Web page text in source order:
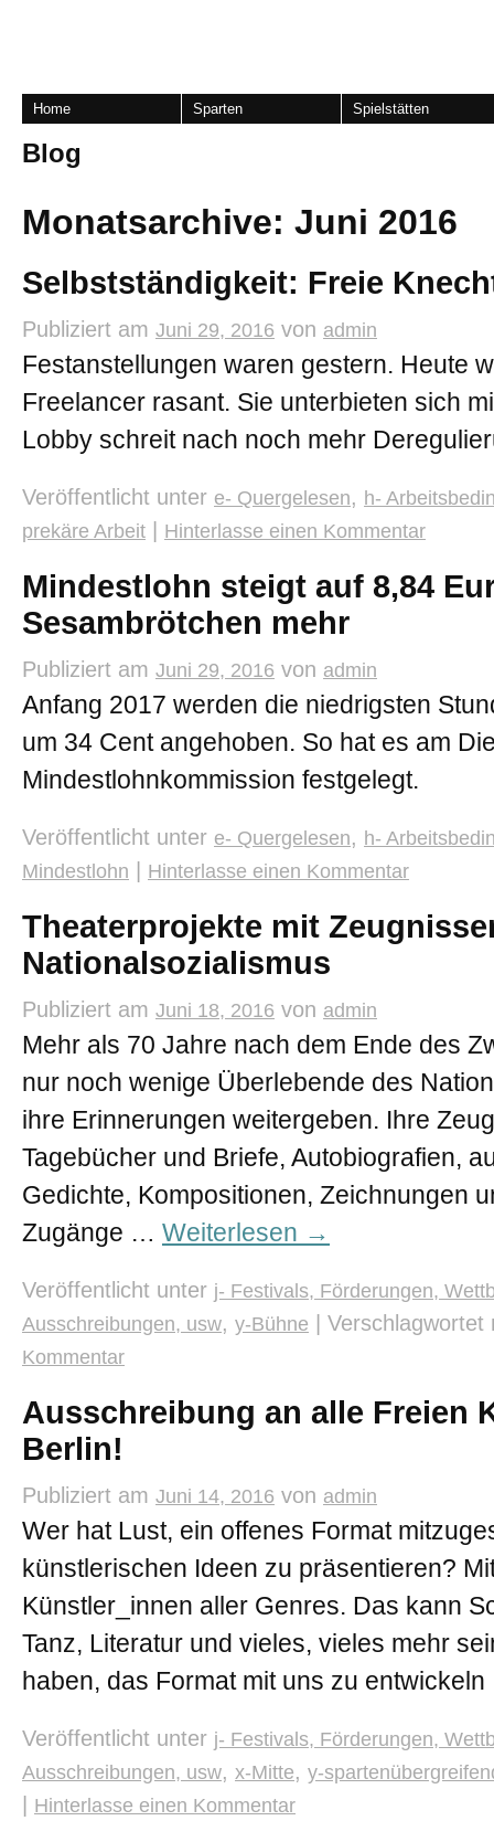
Home Sparten Spielstätten
Blog
Monatsarchive: Juni 2016
Selbstständigkeit: Freie
Publiziert am Juni 29, 2016 von admin
Festanstellungen waren gestern. Heute
Freelancer rasant. Sie unterbieten sich
Lobby schreit nach noch mehr
Veröffentlicht unter e- Quergelesen, h-
prekäre Arbeit
Hinterlasse einen Kommentar
Mindestlohn steigt auf 8,84
Sesambrötchen mehr
Publiziert am Juni 29, 2016 von admin
Anfang 2017 werden die niedrigsten
um 34 Cent angehoben. So hat es am
Mindestlohnkommission festgelegt.
Veröffentlicht unter e- Quergelesen, h-
Mindestlohn
Hinterlasse einen Kommentar
Theaterprojekte mit
Nationalsozialismus
Publiziert am Juni 18, 2016 von admin
Mehr als 70 Jahre nach dem Ende des
nur noch wenige Überlebende des
ihre Erinnerungen weitergeben. Ihre
Tagebücher und Briefe, Autobiografien,
Gedichte, Kompositionen, Zeichnungen
Zugänge … Weiterlesen →
Veröffentlicht unter j- Festivals, Förderungen,
Ausschreibungen, usw, y-Bühne Verschlagwortet
Kommentar
Ausschreibung an alle Freien
Berlin!
Publiziert am Juni 14, 2016 von admin
Wer hat Lust, ein offenes Format
künstlerischen Ideen zu präsentieren?
Künstler_innen aller Genres. Das kann
Tanz, Literatur und vieles, vieles mehr
haben, das Format mit uns zu
Veröffentlicht unter j- Festivals, Förderungen,
Ausschreibungen, usw, x-Mitte, y-
Hinterlasse einen Kommentar